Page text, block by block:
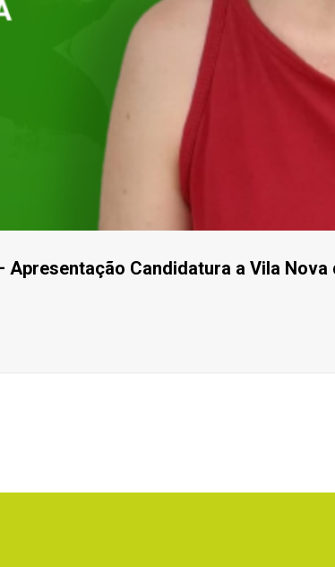
Apresentação Candidatura a Vila Nova